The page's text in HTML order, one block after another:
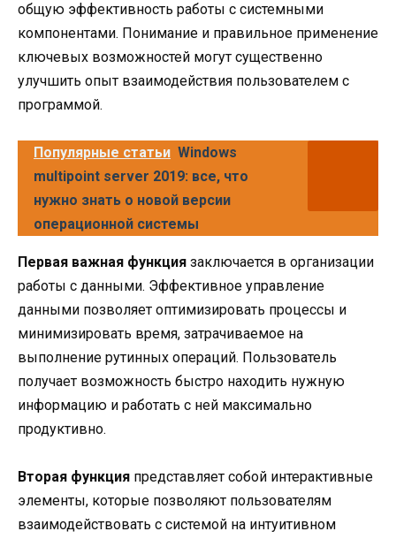
общую эффективность работы с системными
компонентами. Понимание и правильное применение
ключевых возможностей могут существенно
улучшить опыт взаимодействия пользователем с
программой.
Популярные статьи Windows
multipoint server 2019: все, что
нужно знать о новой версии
операционной системы
Первая важная функция заключается в организации
работы с данными. Эффективное управление
данными позволяет оптимизировать процессы и
минимизировать время, затрачиваемое на
выполнение рутинных операций. Пользователь
получает возможность быстро находить нужную
информацию и работать с ней максимально
продуктивно.
Вторая функция представляет собой интерактивные
элементы, которые позволяют пользователям
взаимодействовать с системой на интуитивном